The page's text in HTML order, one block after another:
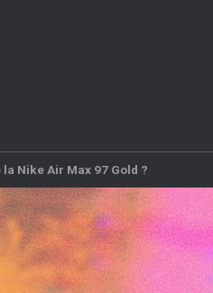
la Nike Air Max 97 Gold ?